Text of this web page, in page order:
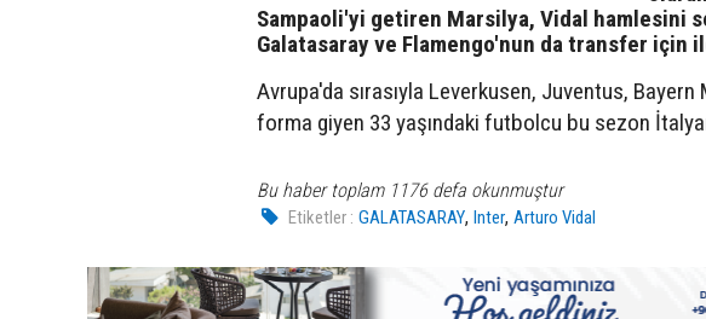
Sampaoli'yi getiren Marsilya, Vidal hamlesini
Galatasaray ve Flamengo'nun da transfer
Avrupa'da sırasıyla Leverkusen, Juventus,
forma giyen 33 yaşındaki futbolcu bu sezon
Bu haber toplam 1176 defa okunmuştur
Etiketler : GALATASARAY,Inter,Arturo Vidal